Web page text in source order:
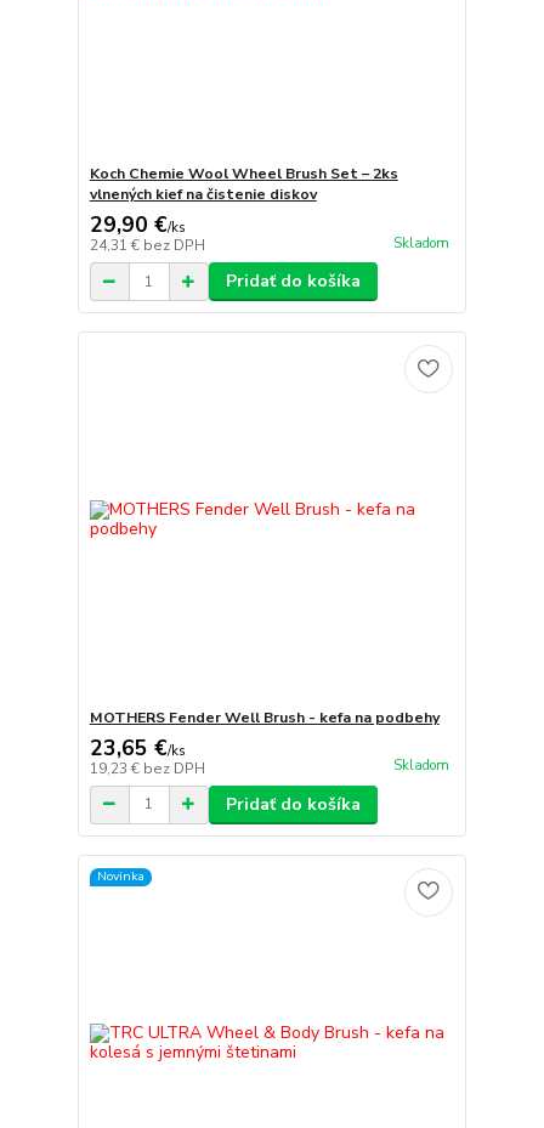
Koch Chemie Wool Wheel Brush Set – 2ks
vlnených kief na čistenie diskov
29,90 €/ks
24,31 € bez DPH Skladom
Pridať do košíka
MOTHERS Fender Well Brush - kefa na podbehy
23,65 €/ks
19,23 € bez DPH Skladom
Pridať do košíka
Novinka